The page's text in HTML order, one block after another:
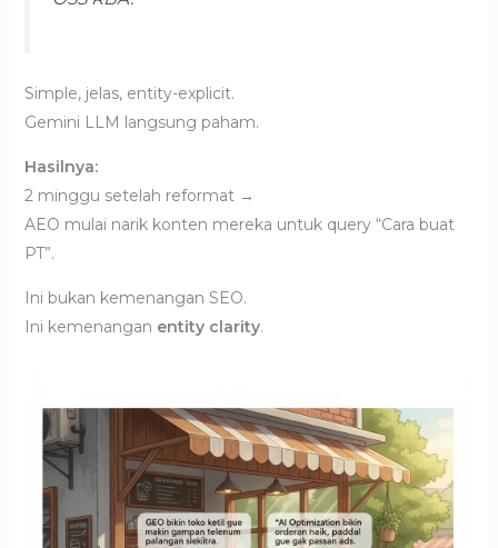
Simple, jelas, entity-explicit.
Gemini LLM langsung paham.
Hasilnya:
2 minggu setelah reformat →
AEO mulai narik konten mereka untuk query “Cara buat
PT”.
Ini bukan kemenangan SEO.
Ini kemenangan entity clarity.